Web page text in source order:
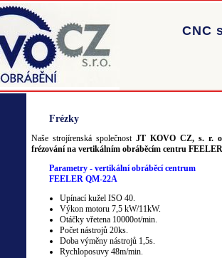
CNC
Frézky
Naše strojírenská společnost JT KOVO CZ, s. r.
frézování na vertikálním obráběcím centru
Parametry - vertikální obráběcí centrum
FEELER QM-22A
Upínací kužel ISO 40.
Výkon motoru 7,5 kW/11kW.
Otáčky vřetena 10000ot/min.
Počet nástrojů 20ks.
Doba výměny nástrojů 1,5s.
Rychloposuvy 48m/min.